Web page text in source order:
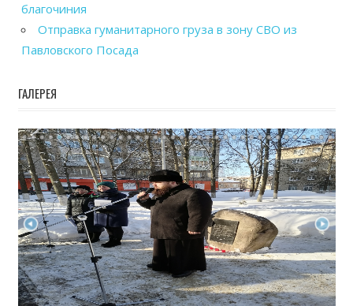
благочиния
Отправка гуманитарного груза в зону СВО из
Павловского Посада
ГАЛЕРЕЯ